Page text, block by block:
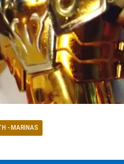
- MARINAS